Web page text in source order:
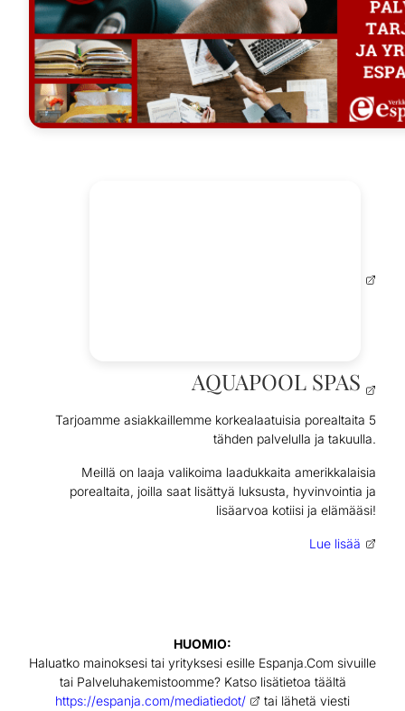
AQUAPOOL SPAS
Tarjoamme asiakkaillemme korkealaatuisia porealtaita 5
tähden palvelulla ja takuulla.
Meillä on laaja valikoima laadukkaita amerikkalaisia
porealtaita, joilla saat lisättyä luksusta, hyvinvointia ja
lisäarvoa kotiisi ja elämääsi!
Lue lisää
HUOMIO:
Haluatko mainoksesi tai yrityksesi esille Espanja.Com sivuille
tai Palveluhakemistoomme? Katso lisätietoa täältä
https://espanja.com/mediatiedot/
tai lähetä viesti